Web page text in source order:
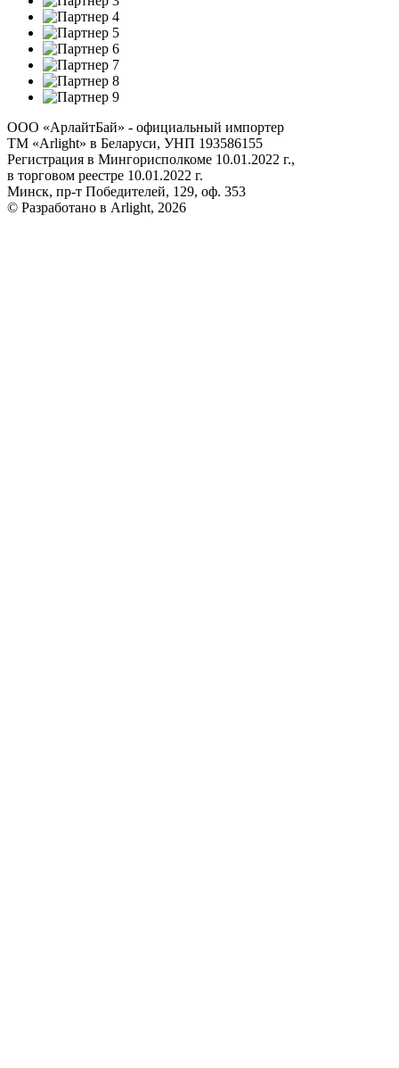
ООО «АрлайтБай» - официальный импортер
ТМ «Arlight» в Беларуси, УНП 193586155
Регистрация в Мингорисполкоме 10.01.2022 г.,
в торговом реестре 10.01.2022 г.
Минск, пр-т Победителей, 129, оф. 353
© Разработано в Arlight, 2026